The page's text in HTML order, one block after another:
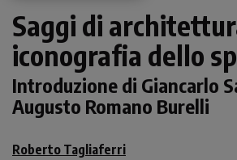
Saggi di
iconografia dello
Introduzione di Giancarlo
Augusto Romano Burelli
Roberto Tagliaferri